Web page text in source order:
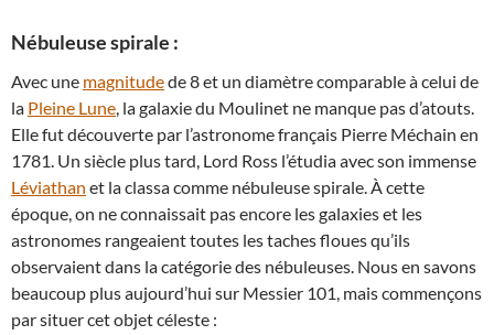
Nébuleuse spirale :
Avec une magnitudede 8 et un diamètre comparable à celui de
la Pleine Lune , la galaxie du Moulinet ne manque pas d’atouts.
Elle fut découverte par l’astronome français Pierre Méchain en
1781. Un siècle plus tard, Lord Ross l’étudia avec son immense
Léviathan et la classa comme nébuleuse spirale. À cette
époque, on ne connaissait pas encore les galaxies et les
astronomes rangeaient toutes les taches floues qu’ils
observaient dans la catégorie des nébuleuses. Nous en savons
beaucoup plus aujourd’hui sur Messier 101, mais commençons
par situer cet objet céleste :